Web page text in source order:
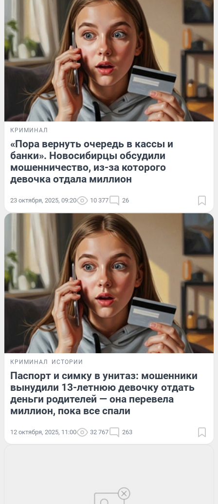
КРИМИНАЛ
«Пора вернуть очередь в кассы и
банки». Новосибирцы обсудили
мошенничество, из-за которого
девочка отдала миллион
23 октября, 2025, 09:20 10 377 26
КРИМИНАЛ ИСТОРИИ
Паспорт и симку в унитаз: мошенники
вынудили 13-летнюю девочку отдать
деньги родителей — она перевела
миллион, пока все спали
12 октября, 2025, 11:00 32 767 263